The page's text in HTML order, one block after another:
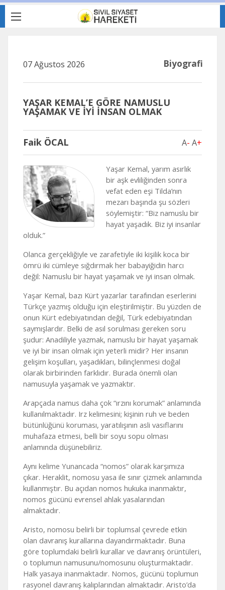
07 Ağustos 2026
YAŞAR KEMAL’E GÖRE NAMUSLU
YAŞAMAK VE İYİ İNSAN OLMAK
Biyografi
Faik ÖCAL A- A+
Yaşar Kemal, yarım asırlık
bir aşk evliliğinden sonra
vefat eden eşi Tilda’nın
mezarı başında şu sözleri
söylemiştir: “Biz namuslu bir
hayat yaşadık. Biz iyi insanlar
olduk.”
Olanca gerçekliğiyle ve zarafetiyle iki kişilik koca bir
ömrü iki cümleye sığdırmak her babayiğidin harcı
değil: Namuslu bir hayat yaşamak ve iyi insan olmak.
Yaşar Kemal, bazı Kürt yazarlar tarafından eserlerini
Türkçe yazmış olduğu için eleştirilmiştir. Bu yüzden de
onun Kürt edebiyatından değil, Türk edebiyatından
saymışlardır. Belki de asıl sorulması gereken soru
şudur: Anadiliyle yazmak, namuslu bir hayat yaşamak
ve iyi bir insan olmak için yeterli midir? Her insanın
gelişim koşulları, yaşadıkları, bilinçlenmesi doğal
olarak birbirinden farklıdır. Burada önemli olan
namusuyla yaşamak ve yazmaktır.
Arapçada namus daha çok “ırzını korumak” anlamında
kullanılmaktadır. Irz kelimesini; kişinin ruh ve beden
bütünlüğünü koruması, yaratılışının asli vasıflarını
muhafaza etmesi, belli bir soyu sopu olması
anlamında düşünebiliriz.
Aynı kelime Yunancada “nomos” olarak karşımıza
çıkar. Heraklit, nomosu yasa ile sınır çizmek anlamında
kullanmıştır. Bu açıdan nomos hukuka inanmaktır,
nomos gücünü evrensel ahlak yasalarından
almaktadır.
Aristo, nomosu belirli bir toplumsal çevrede etkin
olan davranış kurallarına dayandırmaktadır. Buna
göre toplumdaki belirli kurallar ve davranış örüntüleri,
o toplumun namusunu/nomosunu oluşturmaktadır.
Halk yasaya inanmaktadır. Nomos, gücünü toplumun
rasyonel davranış kalıplarından almaktadır. Aristo’da